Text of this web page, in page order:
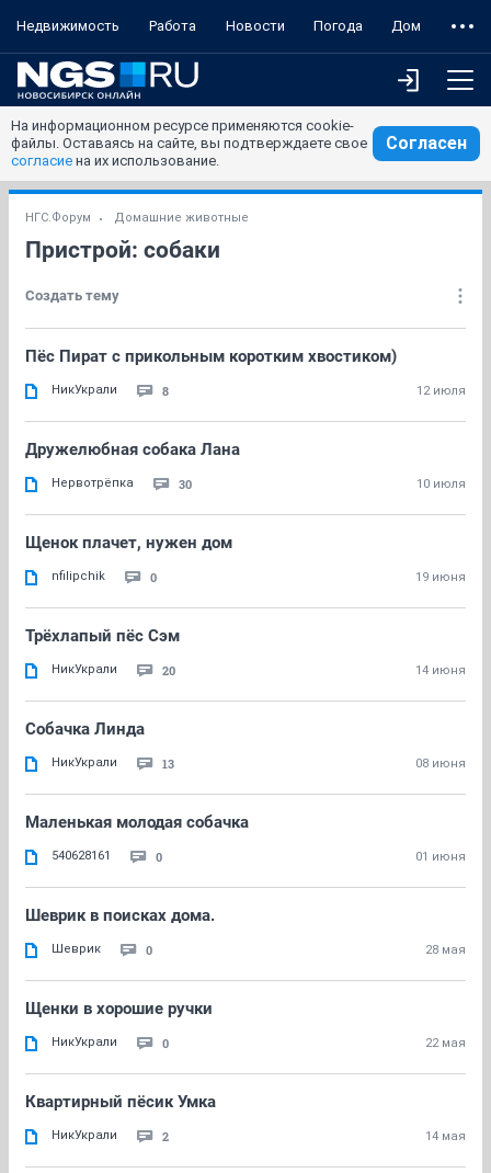
Недвижимость Работа Новости Погода Дом
На информационном ресурсе применяются cookie-
файлы. Оставаясь на сайте, вы подтверждаете свое
согласие на их использование.
Согласен
НГС.Форум Домашние животные
Пристрой: собаки
Создать тему
Пёс Пират с прикольным коротким хвостиком)
НикУкрали 8 12 июля
Дружелюбная собака Лана
Нервотрёпка 30 10 июля
Щенок плачет, нужен дом
nfilipchik 0 19 июня
Трёхлапый пёс Сэм
НикУкрали 20 14 июня
Собачка Линда
НикУкрали 13 08 июня
Маленькая молодая собачка
540628161 0 01 июня
Шеврик в поисках дома.
Шеврик 0 28 мая
Щенки в хорошие ручки
НикУкрали 0 22 мая
Квартирный пёсик Умка
НикУкрали 2 14 мая